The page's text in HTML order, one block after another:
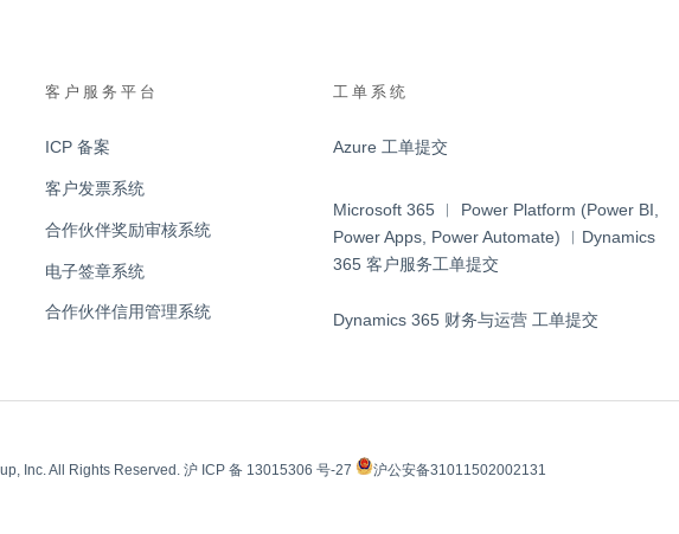
客户服务平台
ICP 备案
客户发票系统
合作伙伴奖励审核系统
电子签章系统
合作伙伴信用管理系统
工单系统
Azure 工单提交
Microsoft 365 ︱ Power Platform (Power BI,
Power Apps, Power Automate) ︱Dynamics
365 客户服务工单提交
Dynamics 365 财务与运营 工单提交
Inc. All Rights Reserved. 沪 ICP 备 13015306 号-27 沪公安备31011502002131